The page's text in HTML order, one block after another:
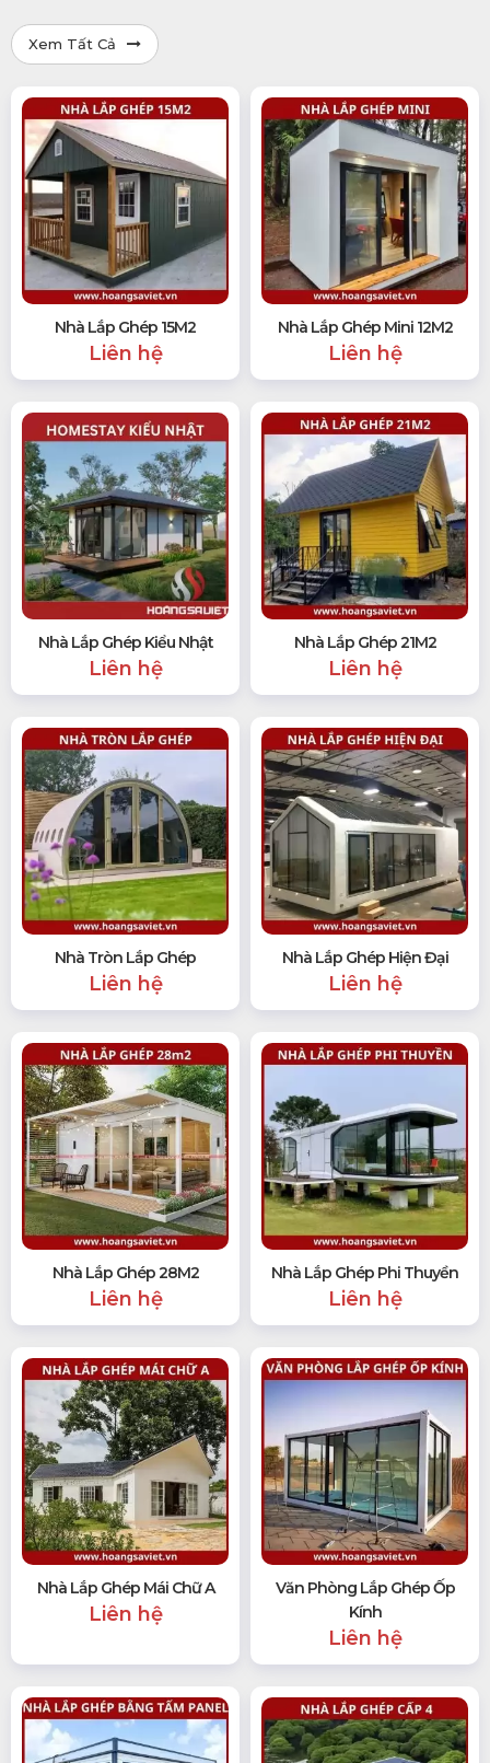
Xem Tất Cả
Nhà Lắp Ghép 15M2
Liên hệ
Nhà Lắp Ghép Mini 12M2
Liên hệ
Nhà Lắp Ghép Kiểu Nhật
Liên hệ
Nhà Lắp Ghép 21M2
Liên hệ
Nhà Tròn Lắp Ghép
Liên hệ
Nhà Lắp Ghép Hiện Đại
Liên hệ
Nhà Lắp Ghép 28M2
Liên hệ
Nhà Lắp Ghép Phi Thuyền
Liên hệ
Nhà Lắp Ghép Mái Chữ A
Liên hệ
Văn Phòng Lắp Ghép Ốp
Kính
Liên hệ